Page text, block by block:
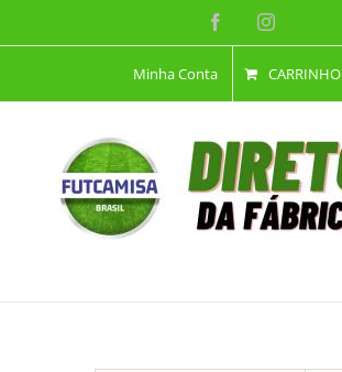
para
conteúdo
FacebookInstagram
Minha Conta CARRINHO